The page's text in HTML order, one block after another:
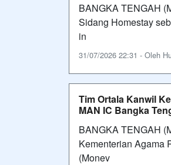
BANGKA TENGAH
Sidang Homestay
in
31/07/2026 22:31 - Oleh
Tim Ortala Kanwil
MAN IC Bangka
BANGKA TENGAH
Kementerian Agama
(Monev